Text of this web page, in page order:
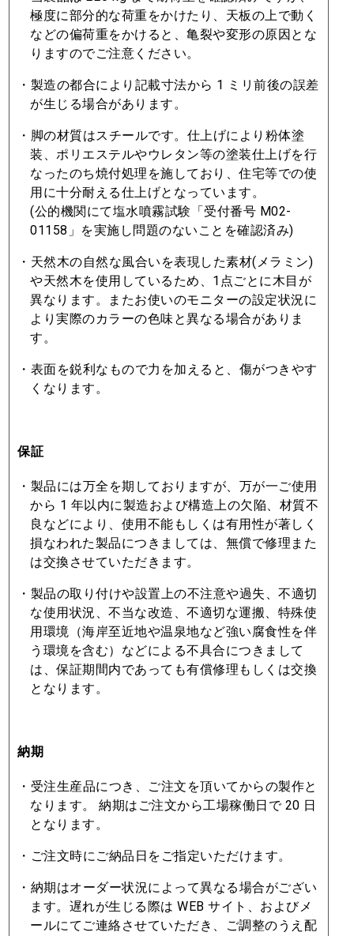
極度に部分的な荷重をかけたり、天板の上で動く
などの偏荷重をかけると、⻲裂や変形の原因とな
りますのでご注意ください。
・製造の都合により記載⼨法から 1 ミリ前後の誤差
が⽣じる場合があります。
・脚の材質はスチールです。仕上げにより粉体塗
装、ポリエステルやウレタン等の塗装仕上げを⾏
なったのち焼付処理を施しており、住宅等での使
⽤に⼗分耐える仕上げとなっています。
(公的機関にて塩⽔噴霧試験「受付番号 M02-
01158」を実施し問題のないことを確認済み)
・天然⽊の⾃然な⾵合いを表現した素材(メラミン)
や天然⽊を使⽤しているため、1点ごとに⽊⽬が
異なります。またお使いのモニターの設定状況に
より実際のカラーの⾊味と異なる場合がありま
す。
・表⾯を鋭利なもので⼒を加えると、傷がつきやす
くなります。
保証
・製品には万全を期しておりますが、万が⼀ご使⽤
から 1 年以内に製造および構造上の⽋陥、材質不
良などにより、使⽤不能もしくは有⽤性が著しく
損なわれた製品につきましては、無償で修理また
は交換させていただきます。
・製品の取り付けや設置上の不注意や過失、不適切
な使⽤状況、不当な改造、不適切な運搬、特殊使
⽤環境（海岸⾄近地や温泉地など強い腐⾷性を伴
う環境を含む）などによる不具合につきまして
は、保証期間内であっても有償修理もしくは交換
となります。
納期
・受注⽣産品につき、ご注⽂を頂いてからの製作と
なります。 納期はご注⽂から⼯場稼働⽇で 20 ⽇
となります。
・ご注⽂時にご納品⽇をご指定いただけます。
・納期はオーダー状況によって異なる場合がござい
ます。遅れが⽣じる際は WEB サイト、およびメ
ールにてご連絡させていただき、ご調整のうえ配